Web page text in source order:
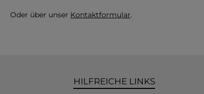
Oder über unser Kontaktformular.
HILFREICHE LINKS